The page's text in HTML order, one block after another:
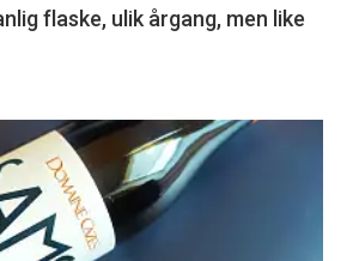
flaske, ulik årgang, men like